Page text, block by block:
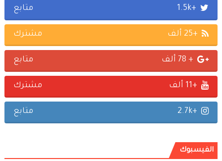
+1.5k متابع
+25 ألف مشترك
+ 78 ألف متابع
+11 ألف مشترك
+2.7k متابع
الفيسبوك